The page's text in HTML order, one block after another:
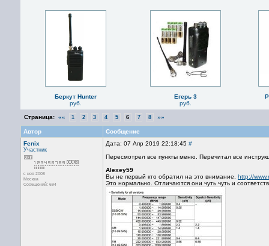
Беркут Hunter
руб.
Егерь 3
руб.
Страница: «« 1 2 3 4 5 6 7 8 »»
Автор
Сообщение
Fenix
Участник
с ноя 2008
Москва
Сообщений: 694
Дата: 07 Апр 2019 22:18:45 #
Пересмотрел все пункты меню. Перечитал все
Alexey59
Вы не первый кто обратил на это внимание. http://
Это нормально. Отличаются они чуть чуть и